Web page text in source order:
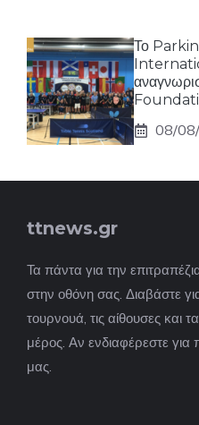
Το
08/
ttnews.gr
Τα πάντα για την
στην οθόνη σας. Διαβάστε
τουρνουά, τις αίθουσες και
μέρος. Αν ενδιαφέρεστε για
μας.